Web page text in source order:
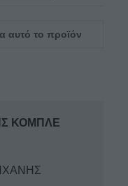
αυτό το προϊόν
ΚΟΜΠΛΕ